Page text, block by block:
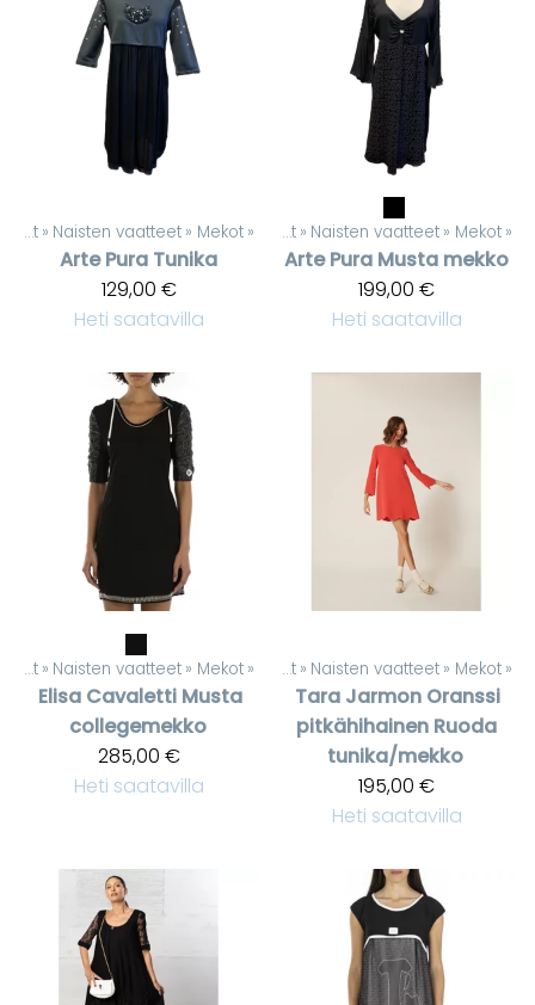
Tuotteet ‪» Naisten vaatteet ‪» Mekot ‪»
Arte Pura Tunika
129,00 €
Heti saatavilla
Tuotteet ‪» Naisten vaatteet ‪» Mekot ‪»
Arte Pura Musta mekko
199,00 €
Heti saatavilla
Tuotteet ‪» Naisten vaatteet ‪» Mekot ‪»
Elisa Cavaletti Musta
collegemekko
285,00 €
Heti saatavilla
Tuotteet ‪» Naisten vaatteet ‪» Mekot ‪»
Tara Jarmon Oranssi
pitkähihainen Ruoda
tunika/mekko
195,00 €
Heti saatavilla